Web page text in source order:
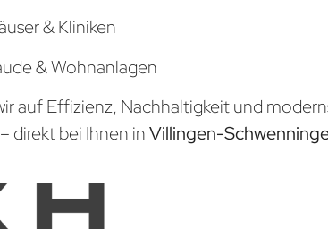
& Kliniken
& Wohnanlagen
auf Effizienz, Nachhaltigkeit und
direkt bei Ihnen inVillingen-